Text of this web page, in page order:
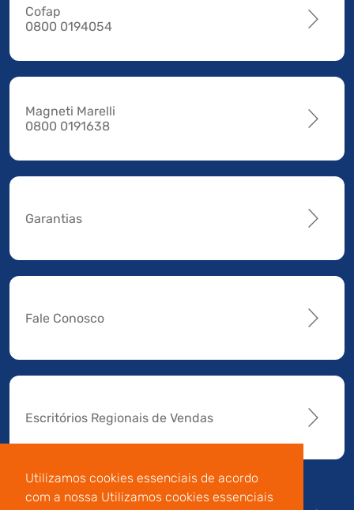
Utilizamos cookies essenciais de acordo
com a nossa Utilizamos cookies essenciais
Cofap
0800 0194054
Magneti Marelli
0800 0191638
Garantias
Fale Conosco
Escritórios Regionais de Vendas